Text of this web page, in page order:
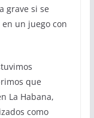
grave si se
un juego con
que
La Habana,
como